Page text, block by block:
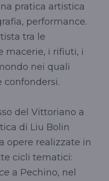
pratica artistica
performance.
tra le
macerie, i rifiuti, i
nei quali
confondersi.
del Vittoriano a
di Liu Bolin
opere realizzate in
cicli tematici:
a Pechino, nel